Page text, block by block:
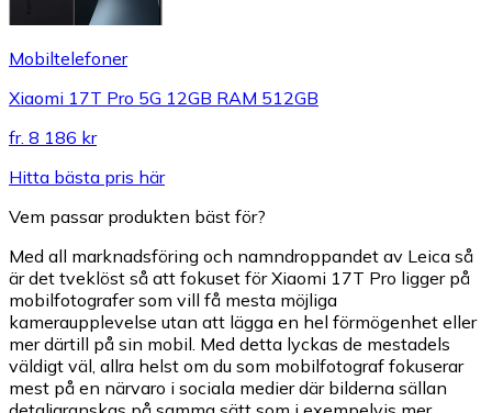
Mobiltelefoner
Xiaomi 17T Pro 5G 12GB RAM 512GB
fr. 8 186 kr
Hitta bästa pris här
Vem passar produkten bäst för?
Med all marknadsföring och namndroppandet av Leica så
är det tveklöst så att fokuset för Xiaomi 17T Pro ligger på
mobilfotografer som vill få mesta möjliga
kameraupplevelse utan att lägga en hel förmögenhet eller
mer därtill på sin mobil. Med detta lyckas de mestadels
väldigt väl, allra helst om du som mobilfotograf fokuserar
mest på en närvaro i sociala medier där bilderna sällan